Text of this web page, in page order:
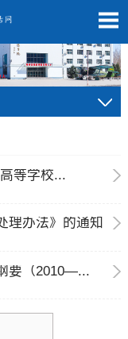
等学校...
理办法》的通知
要（2010—...